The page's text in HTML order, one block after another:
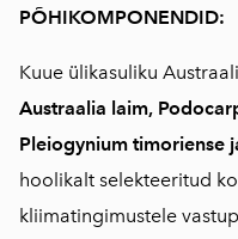
PÕHIKOMPONENDID:
Kuue ülikasuliku
Austraalia laim,
Pleiogynium timoriense
hoolikalt selekteeritud
kliimatingimustele